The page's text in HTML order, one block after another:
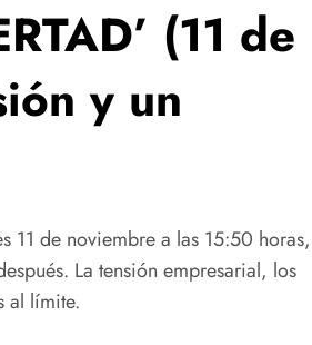
(11 de
y un
11 de noviembre a las 15:50 horas,
La tensión empresarial, los
al límite.